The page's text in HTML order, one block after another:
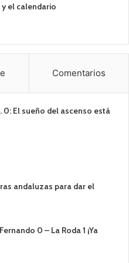
el calendario
Comentarios
0: El sueño del ascenso está
andaluzas para dar el
0 – La Roda 1 ¡Ya